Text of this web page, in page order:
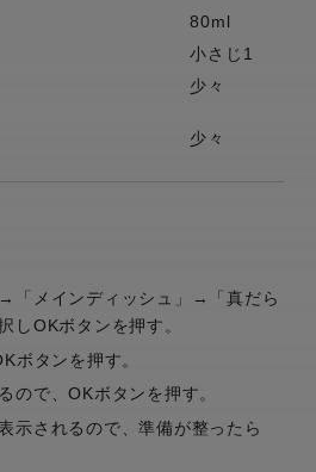
80ml
小さじ1
少々
少々
→「メインディッシュ」→「真だら
しOKボタンを押す。
ボタンを押す。
ので、OKボタンを押す。
示されるので、準備が整ったら